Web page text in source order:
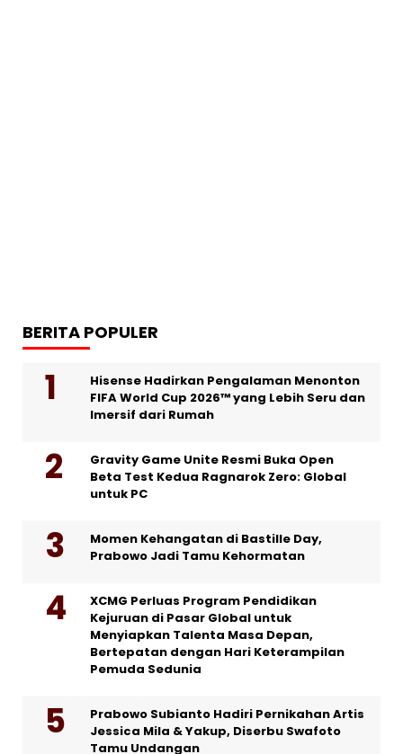
BERITA POPULER
Hisense Hadirkan Pengalaman Menonton
FIFA World Cup 2026™ yang Lebih Seru dan
Imersif dari Rumah
Gravity Game Unite Resmi Buka Open
Beta Test Kedua Ragnarok Zero: Global
untuk PC
Momen Kehangatan di Bastille Day,
Prabowo Jadi Tamu Kehormatan
XCMG Perluas Program Pendidikan
Kejuruan di Pasar Global untuk
Menyiapkan Talenta Masa Depan,
Bertepatan dengan Hari Keterampilan
Pemuda Sedunia
Prabowo Subianto Hadiri Pernikahan Artis
Jessica Mila & Yakup, Diserbu Swafoto
Tamu Undangan